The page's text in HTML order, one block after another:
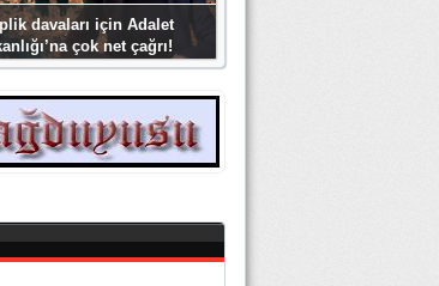
davaları için Adalet
çok net çağrı!